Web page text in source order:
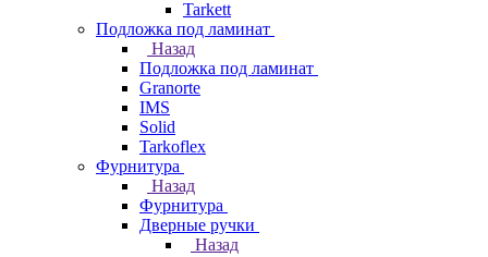
Tarkett
Подложка под ламинат
Назад
Подложка под ламинат
Granorte
IMS
Solid
Tarkoflex
Фурнитура
Назад
Фурнитура
Дверные ручки
Назад